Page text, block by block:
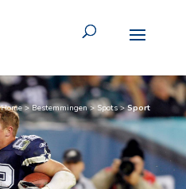
Home>Bestemmingen> Spots>Sport